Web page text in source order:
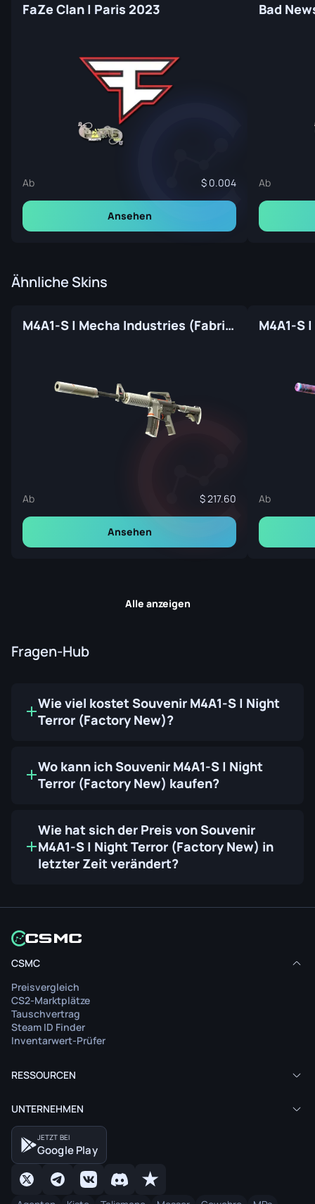
FaZe Clan | Paris 2023
Ab 0.004
Ansehen
Bad
Ab
Ähnliche Skins
M4A1-S | Mecha Industries (Fabrikneu)
Ab 217.60
Ansehen
Ab
Alle anzeigen
Fragen-Hub
Wie viel kostet Souvenir M4A1-S | Night
Terror (Factory New)?
Wo kann ich Souvenir M4A1-S | Night
Terror (Factory New) kaufen?
Wie hat sich der Preis von Souvenir
M4A1-S | Night Terror (Factory New) in
letzter Zeit verändert?
CSMC
Preisvergleich
CS2-Marktplätze
Tauschvertrag
Steam ID Finder
Inventarwert-Prüfer
RESSOURCEN
UNTERNEHMEN
JETZT BEI
Google Play